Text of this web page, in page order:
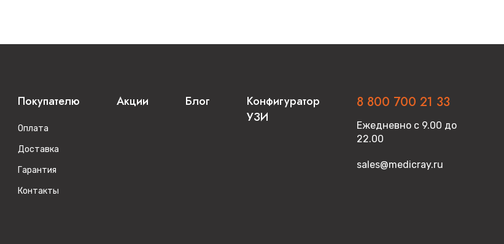
Покупателю
Оплата
Доставка
Гарантия
Контакты
Акции Блог
Конфигуратор
УЗИ
8 800 700 21 33
Ежедневно с 9.00 до
22.00
sales@medicray.ru